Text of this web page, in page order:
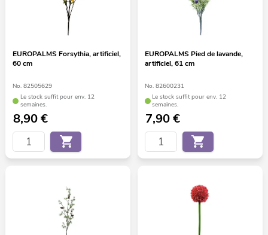
EUROPALMS Forsythia, artificiel,
60 cm
No. 82505629
Le stock suffit pour env. 12
semaines.
8,90€
EUROPALMS Pied de lavande,
artificiel, 61 cm
No. 82600231
Le stock suffit pour env. 12
semaines.
7,90€